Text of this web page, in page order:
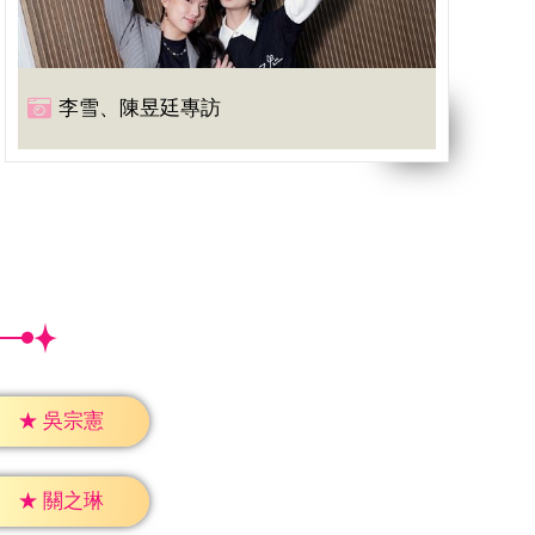
李雪、陳昱廷專訪
★ 吳宗憲
★ 關之琳